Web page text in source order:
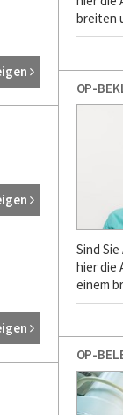
breiten
OP-
Sind
hier die
einem
OP-